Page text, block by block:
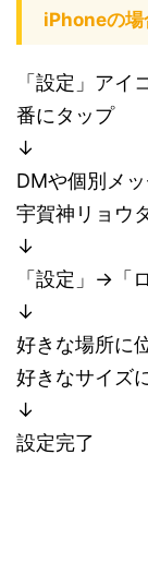
iPhoneの場
「設定」ア
番にタップ
↓
DMや個別メ
宇賀神リョウ
↓
「設定」→「
↓
好きな場所に
好きなサイズ
↓
設定完了